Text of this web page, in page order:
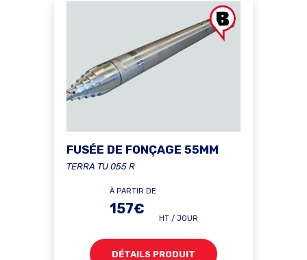
FUSÉE DE FONÇAGE 55MM
TERRA TU 055 R
À PARTIR DE
157€
HT / JOUR
DÉTAILS PRODUIT